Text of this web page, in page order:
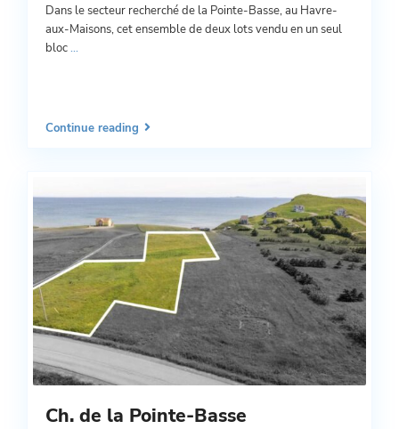
Dans le secteur recherché de la Pointe-Basse, au Havre-
aux-Maisons, cet ensemble de deux lots vendu en un seul
bloc...
Continue reading
Ch. de la Pointe-Basse